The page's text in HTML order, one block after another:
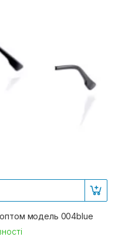
оптом модель 004blue